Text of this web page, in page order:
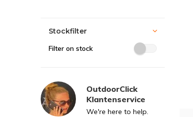
Stockfilter
Filter on stock
OutdoorClick
Klantenservice
We're here to help.